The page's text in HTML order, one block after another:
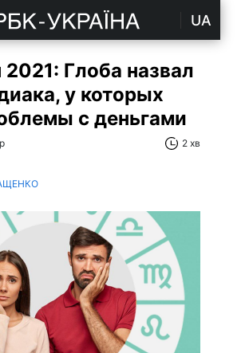
UA
2021: Глоба назвал
у которых
с деньгами
2 хв